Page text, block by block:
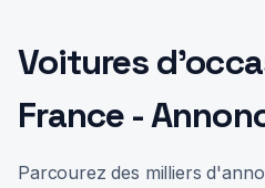
Voitures
France -
Parcourez des milliers